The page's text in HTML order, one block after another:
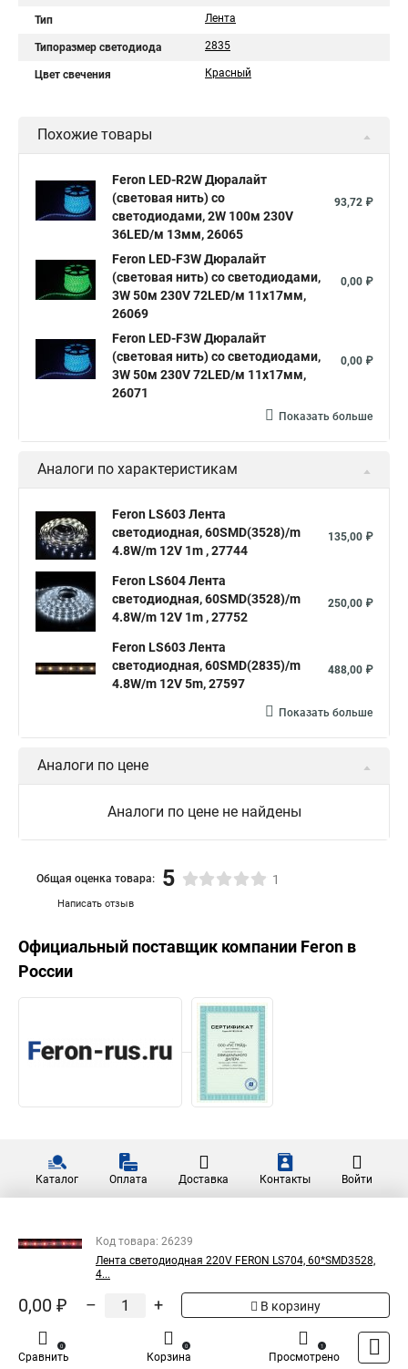
Тип Лента
Типоразмер светодиода 2835
Цвет свечения Красный
Похожие товары
Feron LED-R2W Дюралайт
(световая нить) со
светодиодами, 2W 100м 230V
36LED/м 13мм, 26065
93,72 ₽
Feron LED-F3W Дюралайт
(световая нить) со светодиодами,
3W 50м 230V 72LED/м 11х17мм,
26069
0,00 ₽
Feron LED-F3W Дюралайт
(световая нить) со светодиодами,
3W 50м 230V 72LED/м 11х17мм,
26071
0,00 ₽
Показать больше
Аналоги по характеристикам
Feron LS603 Лента
светодиодная, 60SMD(3528)/m
4.8W/m 12V 1m , 27744
135,00 ₽
Feron LS604 Лента
светодиодная, 60SMD(3528)/m
4.8W/m 12V 1m , 27752
250,00 ₽
Feron LS603 Лента
светодиодная, 60SMD(2835)/m
4.8W/m 12V 5m, 27597
488,00 ₽
Показать больше
Аналоги по цене
Аналоги по цене не найдены
Написать отзыв
Общая оценка товара: 5 1
Официальный поставщик компании Feron в
России
Каталог Оплата Доставка Контакты Войти
Код товара: 26239
Лента светодиодная 220V FERON LS704, 60*SMD3528,
4...
0,00 ₽ – + В корзину
Сравнить
0
Корзина
0
Просмотрено
1